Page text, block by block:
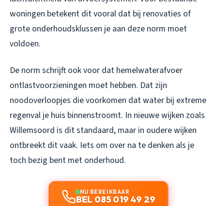
woningen betekent dit vooral dat bij renovaties of
grote onderhoudsklussen je aan deze norm moet
voldoen.
De norm schrijft ook voor dat hemelwaterafvoer
ontlastvoorzieningen moet hebben. Dat zijn
noodoverloopjes die voorkomen dat water bij extreme
regenval je huis binnenstroomt. In nieuwe wijken zoals
Willemsoord is dit standaard, maar in oudere wijken
ontbreekt dit vaak. Iets om over na te denken als je
toch bezig bent met onderhoud.
NU BEREIKBAAR
BEL 085 019 49 29